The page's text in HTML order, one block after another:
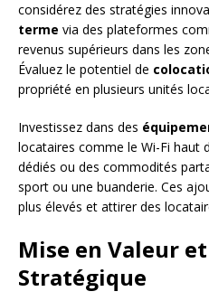
considérez des stratégies
terme via des plateformes
revenus supérieurs dans les
Évaluez le potentiel de
propriété en plusieurs unités
Investissez dans des
locataires comme le Wi-Fi haut
dédiés ou des commodités
sport ou une buanderie. Ces
plus élevés et attirer des
Mise en Valeur
Stratégique